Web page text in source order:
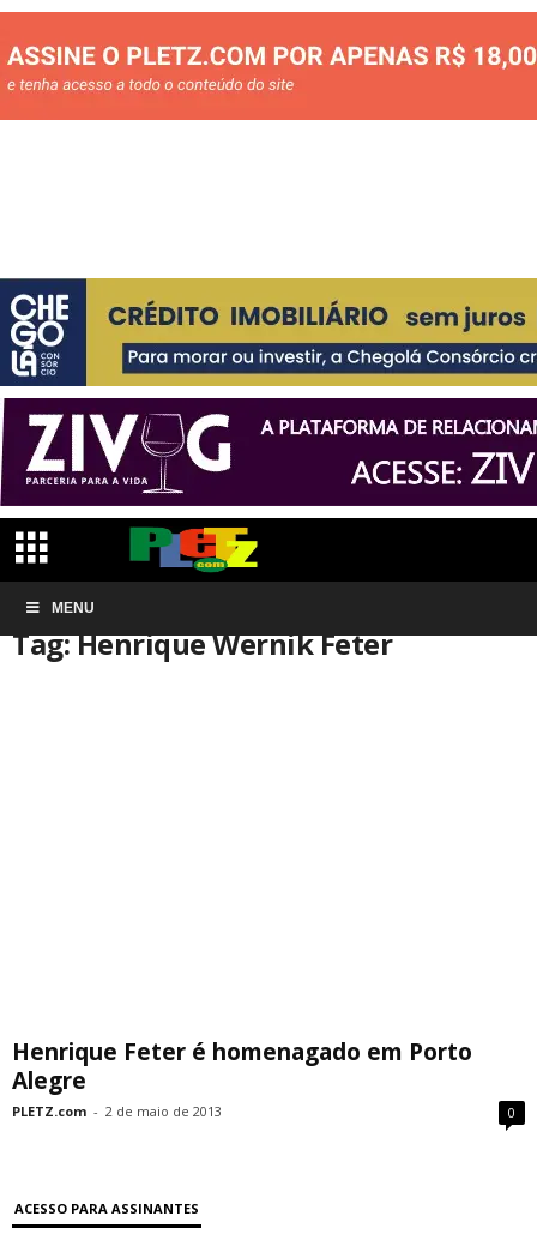
MENU
Início Tags
Tag: Henrique Wernik Feter
Henrique Feter é homenagado em Porto
Alegre
PLETZ.com - 2 de maio de 2013 0
ACESSO PARA ASSINANTES